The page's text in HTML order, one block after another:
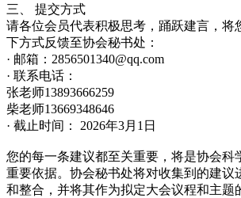
三、 提交方式
请各位会员代表积极思考，踊跃建言，将
下方式反馈至协会秘书处：
· 邮箱：2856501340@qq.com
· 联系电话：
张老师13893666259
柴老师13669348646
· 截止时间： 2026年3月1日
您的每一条建议都至关重要，将是协会科
重要依据。协会秘书处将对收集到的建议
和整合，并将其作为拟定大会议程和主题